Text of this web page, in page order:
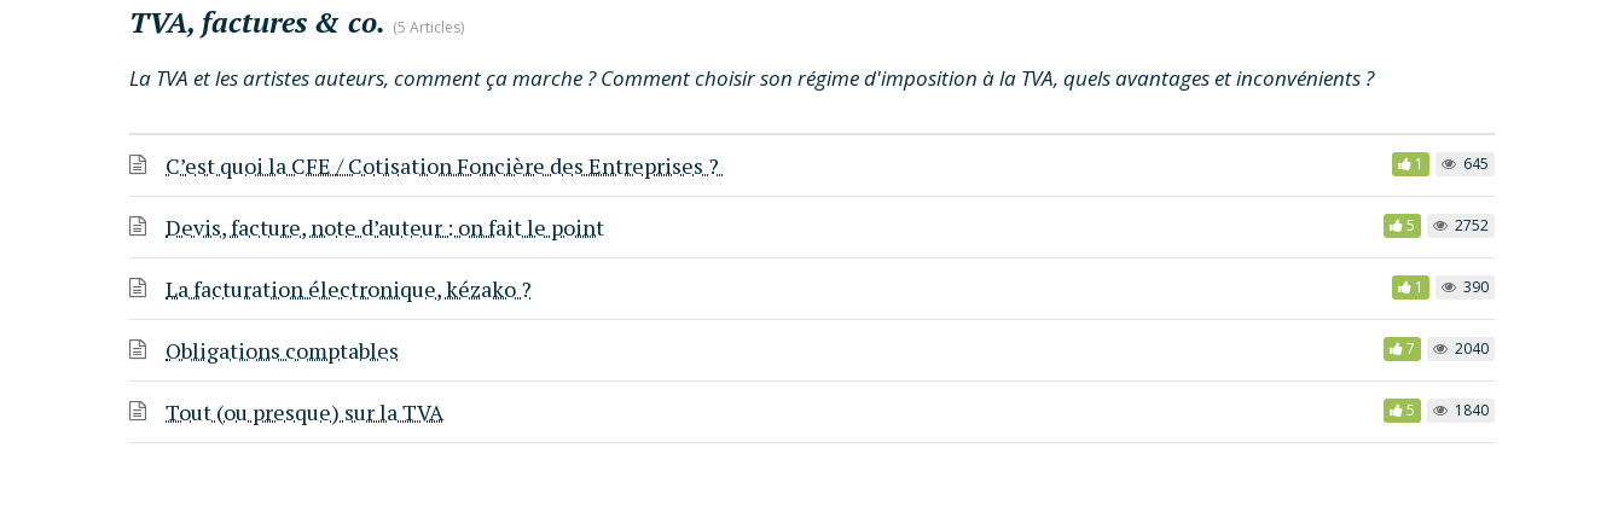
TVA, factures & co. 5 Articles
La TVA et les artistes auteurs, comment ça marche ? Comment choisir son régime d'imposition à la TVA, quels avantages et inconvénients ?
C’est quoi la CFE / Cotisation Foncière des Entreprises ? 1 645
Devis, facture, note d’auteur : on fait le point 5 2752
La facturation électronique, kézako ? 1 390
Obligations comptables 7 2040
Tout (ou presque) sur la TVA 5 1840